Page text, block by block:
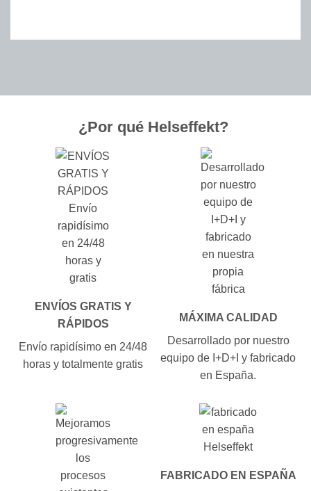
¿Por qué Helseffekt?
ENVÍOS GRATIS Y
RÁPIDOS
Envío rapidísimo en 24/48
horas y totalmente gratis
MÁXIMA CALIDAD
Desarrollado por nuestro
equipo de I+D+I y fabricado
en España.
FABRICADO EN ESPAÑA